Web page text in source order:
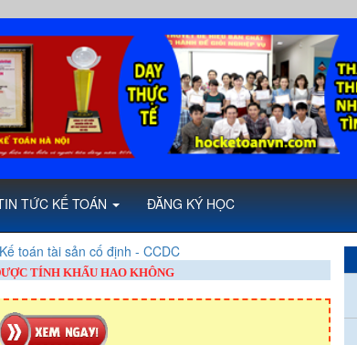
TỨC KẾ TOÁN ĐĂNG KÝ HỌC
toán tài sản cố định - CCDC
TÍNH KHẤU HAO KHÔNG